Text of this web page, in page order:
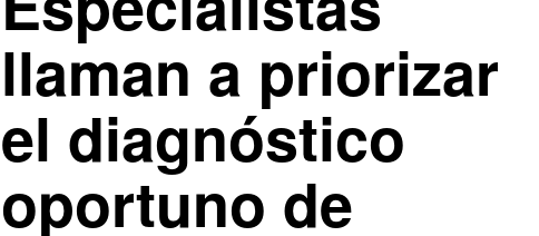
llaman a priorizar
el diagnóstico
oportuno de